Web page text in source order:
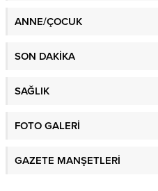
ANNE/ÇOCUK
SON DAKİKA
SAĞLIK
FOTO GALERİ
GAZETE MANŞETLERİ